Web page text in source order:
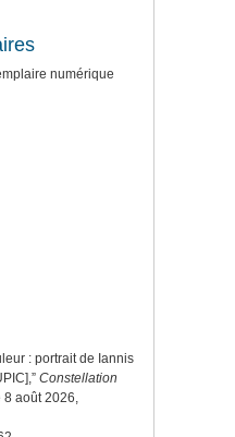
numérique
: portrait de Iannis
Constellation
8 août 2026,